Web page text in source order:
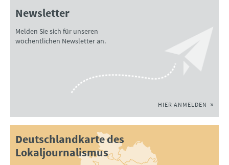
Newsletter
Melden Sie sich für unseren
wöchentlichen Newsletter an.
HIER ANMELDEN
Deutschlandkarte des
Lokaljournalismus